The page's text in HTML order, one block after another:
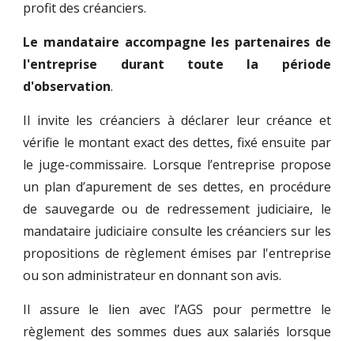
profit des créanciers.
Le mandataire accompagne les partenaires de
l'entreprise durant toute la période
d'observation.
Il invite les créanciers à déclarer leur créance et
vérifie le montant exact des dettes, fixé ensuite par
le juge-commissaire. Lorsque l’entreprise propose
un plan d’apurement de ses dettes, en procédure
de sauvegarde ou de redressement judiciaire, le
mandataire judiciaire consulte les créanciers sur les
propositions de règlement émises par l'entreprise
ou son administrateur en donnant son avis.
Il assure le lien avec l’AGS pour permettre le
règlement des sommes dues aux salariés lorsque